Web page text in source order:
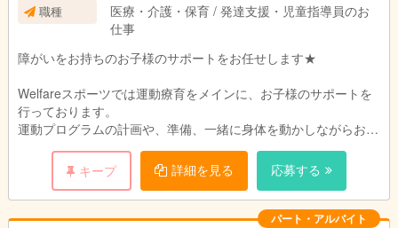
職種
医療・介護・保育 / 発達支援・児童指導員のお
仕事
障がいをお持ちのお子様のサポートをお任せします★
Welfareスポーツでは運動療育をメインに、お子様のサポートを
行っております。
運動プログラムの計画や、準備、一緒に身体を動かしながらお子
リハビリ経験や運動が好きな方大歓迎です☆
お子様に合わせたプログラムを作っていきましょう♪
キープ 詳細を見る 応募する
パート・アルバイト